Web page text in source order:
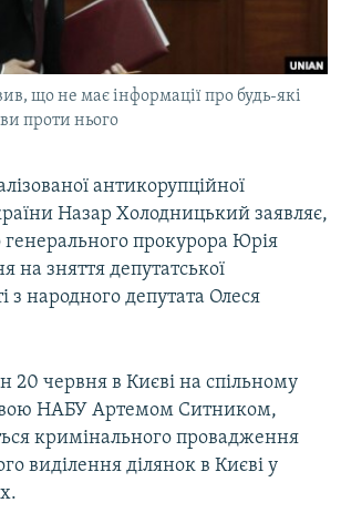
RL
що не має інформації про будь-які
проти нього
антикорупційної
Назар Холодницький заявляє,
прокурора Юрія
на зняття депутатської
з народного депутата Олеся
20 червня в Києві на спільному
НАБУ Артемом Ситником,
кримінального провадження
виділення ділянок в Києві у